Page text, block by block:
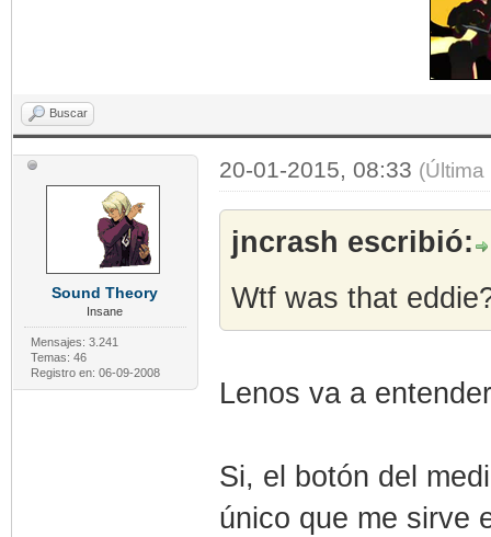
Buscar
Sound Theory
Insane
Mensajes: 3.241
Temas: 46
Registro en: 06-09-2008
20-01-2015, 08:33
jncrash escribió:
Wtf was that
Lenos va a
Si, el botón del
único que me sirve